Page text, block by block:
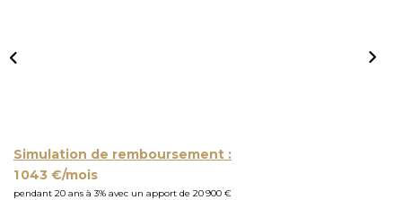
Simulation de remboursement :
1 043 €/mois
pendant 20 ans à 3% avec un apport de 20 900 €